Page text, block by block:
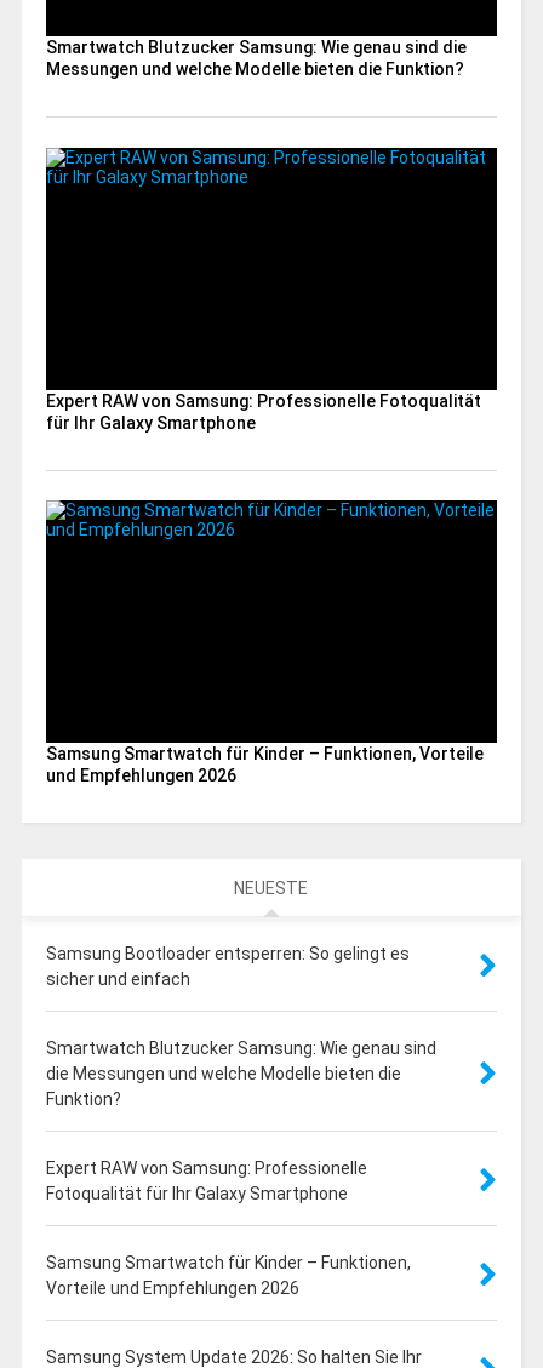
Smartwatch Blutzucker Samsung: Wie genau sind die
Messungen und welche Modelle bieten die Funktion?
Expert RAW von Samsung: Professionelle Fotoqualität
für Ihr Galaxy Smartphone
Samsung Smartwatch für Kinder – Funktionen, Vorteile
und Empfehlungen 2026
NEUESTE
Samsung Bootloader entsperren: So gelingt es
sicher und einfach
Smartwatch Blutzucker Samsung: Wie genau sind
die Messungen und welche Modelle bieten die
Funktion?
Expert RAW von Samsung: Professionelle
Fotoqualität für Ihr Galaxy Smartphone
Samsung Smartwatch für Kinder – Funktionen,
Vorteile und Empfehlungen 2026
Samsung System Update 2026: So halten Sie Ihr